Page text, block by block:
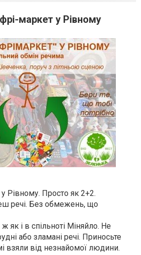
маркет у Рівному
Рівному. Просто як 2+2.
речі. Без обмежень, що
як і в спільноті Міняйло. Не
або зламані речі. Приносьте
взяли від незнайомої людини.